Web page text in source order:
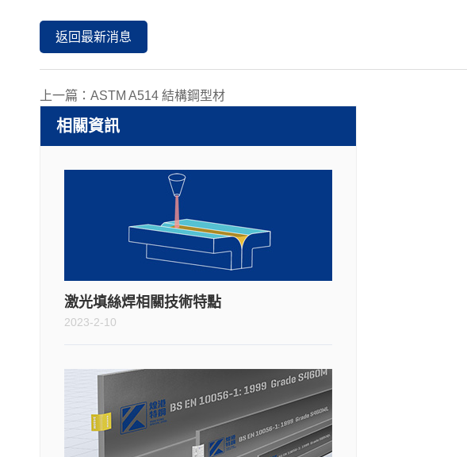
返回最新消息
上一篇： ASTM A514 結構鋼型材
相關資訊
激光填絲焊相關技術特點
2023-2-10